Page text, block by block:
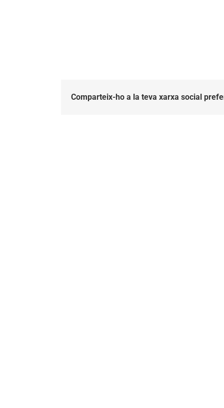
Comparteix-ho a la teva xarxa social